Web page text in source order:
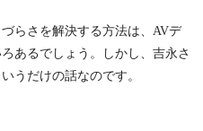
らさを解決する方法は、AVデ
あるでしょう。しかし、吉永さ
うだけの話なのです。